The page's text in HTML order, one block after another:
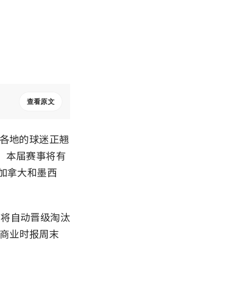
查看原文
地的球迷正翘
本届赛事将有
拿大和墨西
自动晋级淘汰
业时报周末